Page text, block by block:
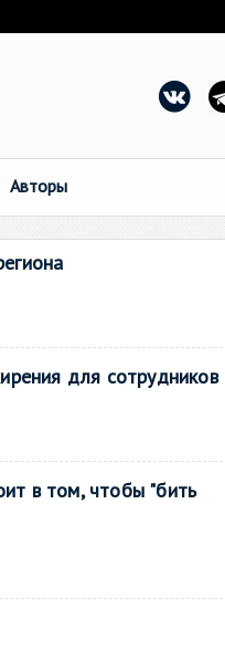
Авторы
для сотрудников
в том, чтобы "бить